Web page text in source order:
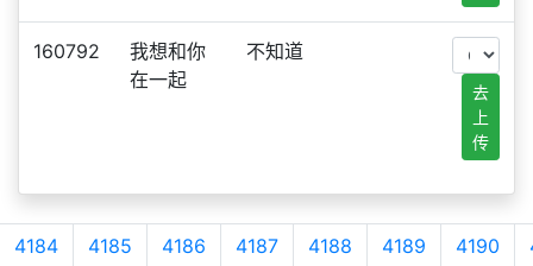
160792
我想和你
在一起
不知道
去
上
传
4184 4185 4186 4187 4188 4189 4190